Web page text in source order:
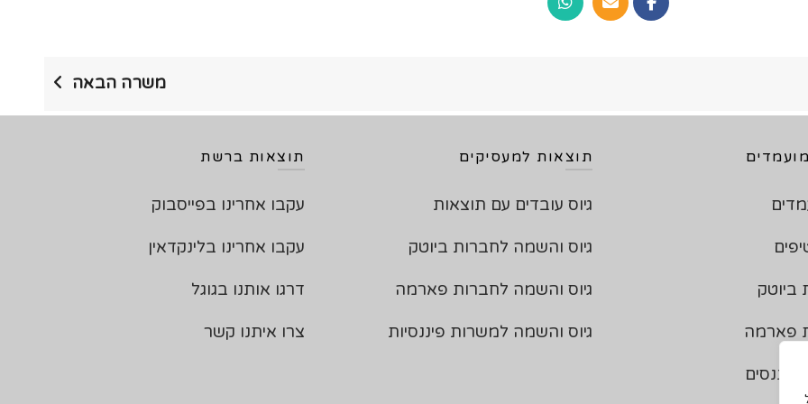
משרה הבאה
ביוטק
פארמה
תוצאות למעסיקים
גיוס עובדים עם תוצאות
גיוס והשמה לחברות ביוטק
גיוס והשמה לחברות פארמה
גיוס והשמה למשרות פיננסיות
תוצאות ברשת
עקבו אחרינו בפייסבוק
עקבו אחרינו בלינקדאין
דרגו אותנו בגוגל
צרו איתנו קשר